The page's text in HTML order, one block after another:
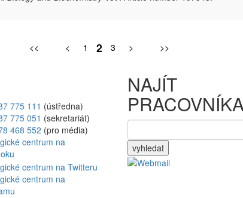
<< < 1 2 3 > >>
775 111 (ústředna)
775 051 (sekretariát)
468 552 (pro média)
NAJÍT
vyhledat